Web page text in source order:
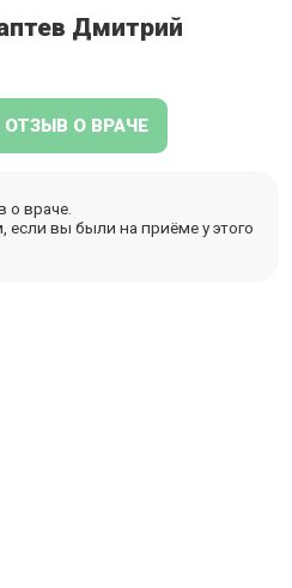
Дмитрий
О ВРАЧЕ
о враче.
вы были на приёме у этого